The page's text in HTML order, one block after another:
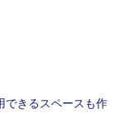
できるスペースも作